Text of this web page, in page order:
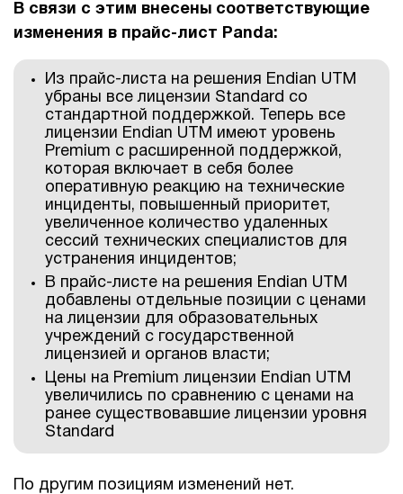
Сервисы для партнеров
В связи с этим внесены соответствующие
изменения в прайс-лист Panda:
Из прайс-листа на решения Endian UTM
убраны все лицензии Standard со
стандартной поддержкой. Теперь все
лицензии Endian UTM имеют уровень
Premium с расширенной поддержкой,
которая включает в себя более
оперативную реакцию на технические
инциденты, повышенный приоритет,
увеличенное количество удаленных
сессий технических специалистов для
устранения инцидентов;
В прайс-листе на решения Endian UTM
добавлены отдельные позиции с ценами
на лицензии для образовательных
учреждений с государственной
лицензией и органов власти;
Цены на Premium лицензии Endian UTM
увеличились по сравнению с ценами на
ранее существовавшие лицензии уровня
Standard
По другим позициям изменений нет.